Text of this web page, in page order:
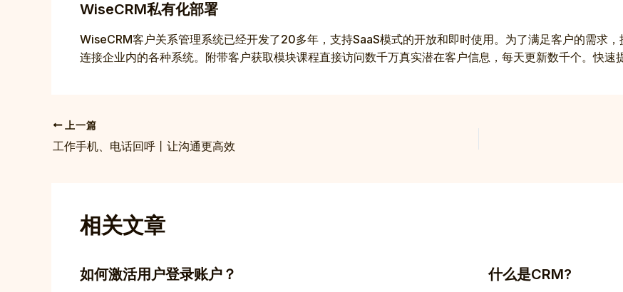
WiseCRM私有化部署
WiseCRM客户关系管理系统已经开发了20多年，支持SaaS模式的开放和即时使用。为了满足客户的需求
连接企业内的各种系统。附带客户获取模块课程直接访问数千万真实潜在客户信息，每天更新数千个。快速
上一篇
工作手机、电话回呼丨让沟通更高效
相关文章
如何激活用户登录账户？ 什么是CRM?